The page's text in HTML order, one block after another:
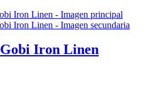
Iron Linen